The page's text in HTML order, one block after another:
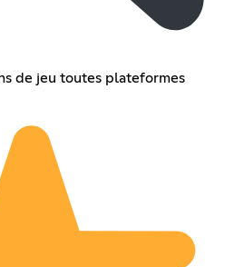
de jeu toutes plateformes